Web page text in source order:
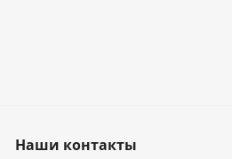
Наши контакты